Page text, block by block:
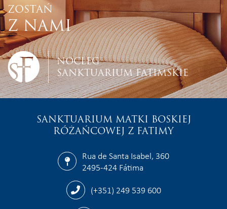
ZOSTAŃ
Z NAMI
NOCLEG
SANKTUARIUM FATIMSKIE
SANKTUARIUM MATKI BOSKIEJ
RÓŻAŃCOWEJ Z FATIMY
Rua de Santa Isabel, 360
2495-424 Fátima
(+351) 249 539 600